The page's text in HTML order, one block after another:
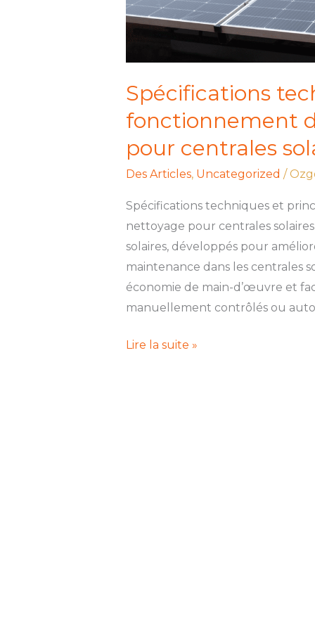
Spécifications
fonctionnement
pour centrales
Des Articles, Uncategorized /
Spécifications techniques et
nettoyage pour centrales
solaires, développés pour
maintenance dans les centrales
économie de main-d’œuvre et
manuellement contrôlés ou
nettoyage
pour
Lire la suite »